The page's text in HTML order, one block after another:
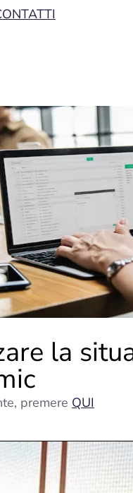
la
premere QUI